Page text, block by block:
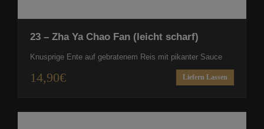
23 – Zha Ya Chao Fan (leicht scharf)
Knusprige Ente auf gebratenem Reis mit pikanter Sauce
14,90€ Liefern Lassen